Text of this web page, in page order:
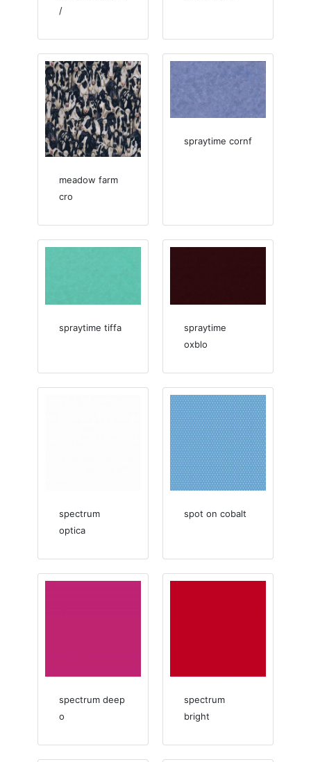
/
meadow farm
cro
spraytime cornf
spraytime tiffa
spraytime
oxblo
spectrum
optica
spot on cobalt
spectrum deep
o
spectrum
bright